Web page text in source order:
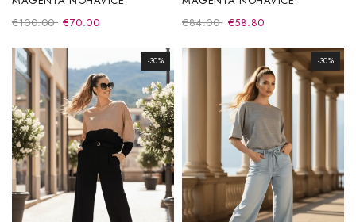
€100.00 €70.00
€84.00 €58.80
-30% -30%